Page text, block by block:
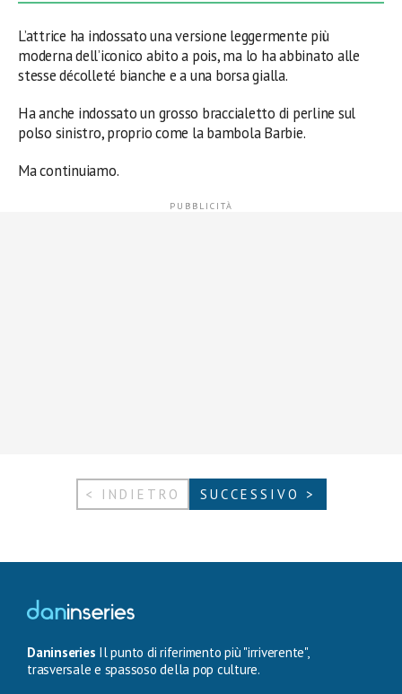
L’attrice ha indossato una versione leggermente più
moderna dell’iconico abito a pois, ma lo ha abbinato alle
stesse décolleté bianche e a una borsa gialla.
Ha anche indossato un grosso braccialetto di perline sul
polso sinistro, proprio come la bambola Barbie.
Ma continuiamo.
< INDIETRO SUCCESSIVO >
Daninseries Il punto di riferimento più "irriverente",
trasversale e spassoso della pop culture.